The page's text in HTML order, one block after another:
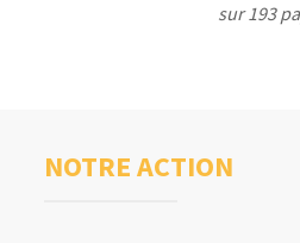
sur 193
NOTRE ACTION